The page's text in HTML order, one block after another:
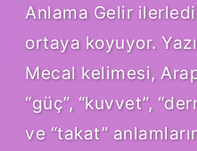
Anlama Gelir
ortaya koyuyor.
Mecal kelimesi,
“güç”, “kuvvet”,
ve “takat”